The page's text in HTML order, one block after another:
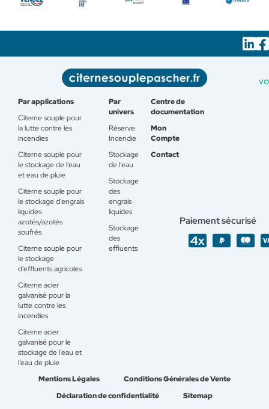
Par applications
Citerne souple pour
la lutte contre les
incendies
Citerne souple pour
le stockage de l’eau
et eau de pluie
Citerne souple pour
le stockage d’engrais
liquides
azotés/azotés
soufrés
Citerne souple pour
le stockage
d’effluents agricoles
Citerne acier
galvanisé pour la
lutte contre les
incendies
Citerne acier
galvanisé pour le
stockage de l’eau et
l’eau de pluie
Par
univers
Réserve
Incendie
Stockage
de l’eau
Stockage
des
engrais
liquides
Stockage
des
effluents
Centre de
documentation
Mon
Compte
Contact
Paiement sécurisé
Mentions Légales
Conditions Générales de Vente
Déclaration de confidentialité
Sitemap